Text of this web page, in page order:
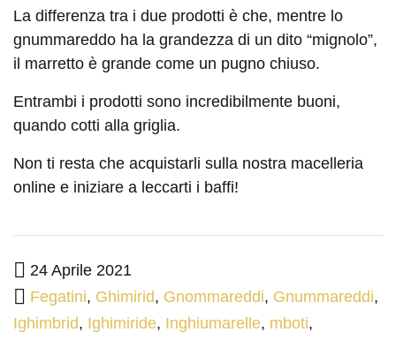
La differenza tra i due prodotti è che, mentre lo
gnummareddo ha la grandezza di un dito “mignolo”,
il marretto è grande come un pugno chiuso.
Entrambi i prodotti sono incredibilmente buoni,
quando cotti alla griglia.
Non ti resta che acquistarli sulla nostra macelleria
online e iniziare a leccarti i baffi!
24 Aprile 2021
Fegatini, Ghimirid, Gnommareddi, Gnummareddi,
Ighimbrid, Ighimiride, Inghiumarelle, mboti,